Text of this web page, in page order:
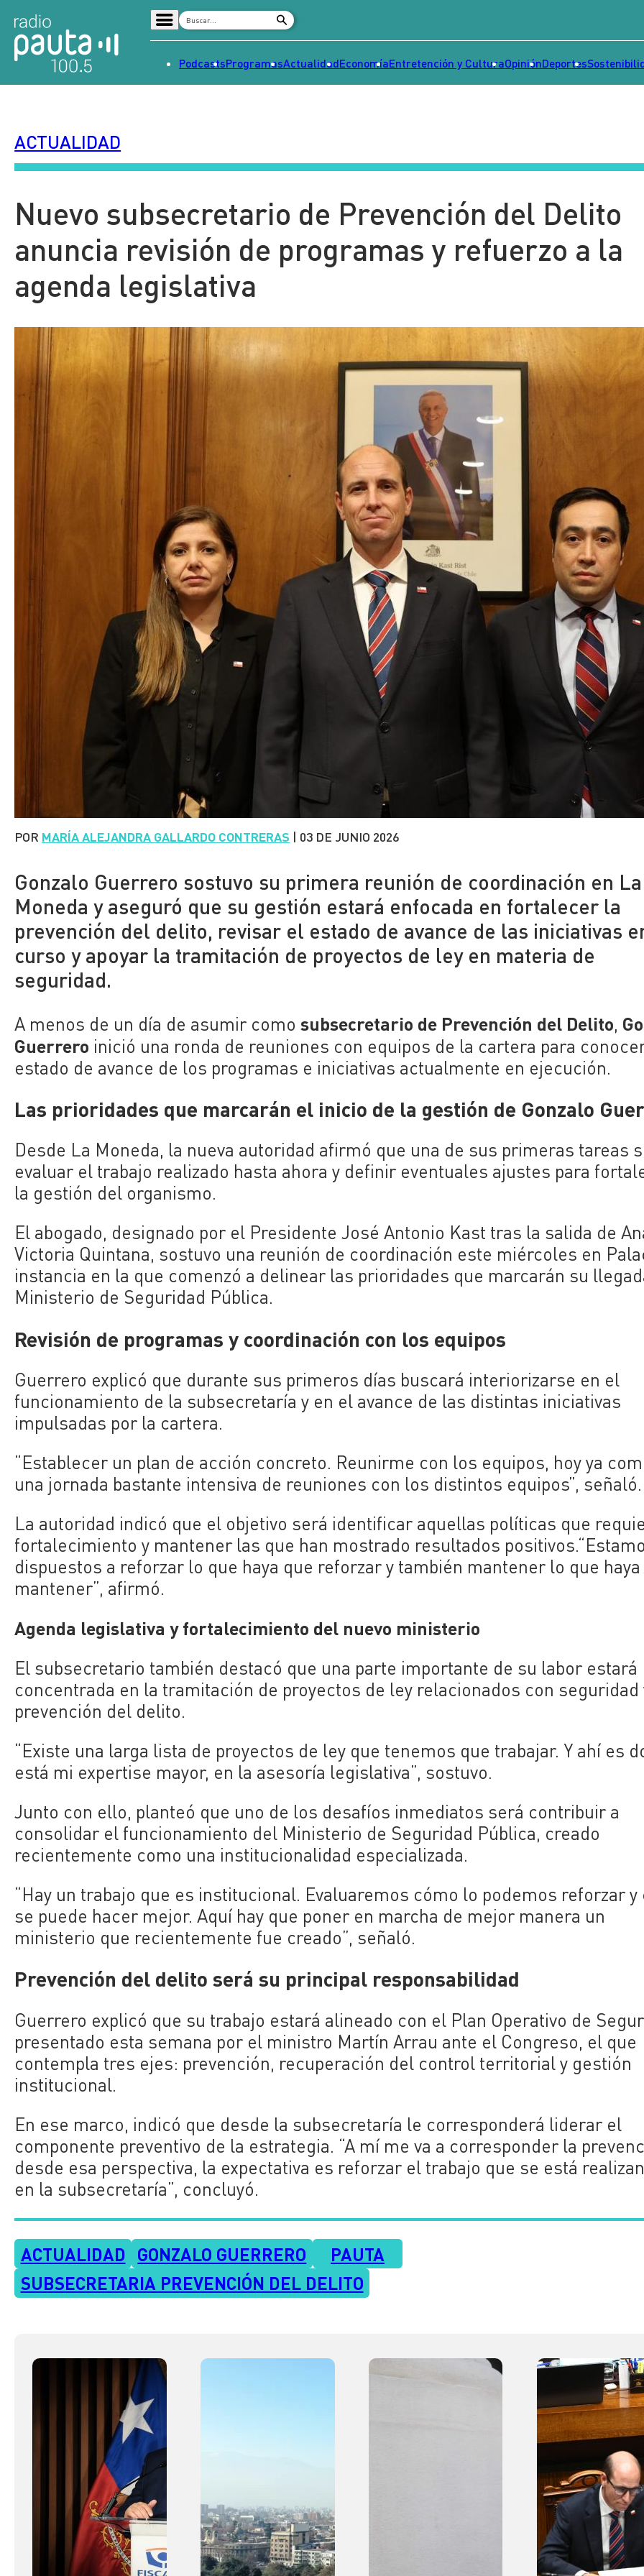
Señal 2
Contenido Patrocinado
PodcastsProgramasActualidadEconomíaEntretención y CulturaOpiniónDeportes
ACTUALIDAD
Nuevo subsecretario de Prevención del Delito
anuncia revisión de programas y refuerzo a la
agenda legislativa
POR MARÍA ALEJANDRA GALLARDO CONTRERAS | 03 DE JUNIO 2026
Gonzalo Guerrero sostuvo su primera reunión de coordinación en La
Moneda y aseguró que su gestión estará enfocada en fortalecer la
prevención del delito, revisar el estado de avance de las iniciativas
curso y apoyar la tramitación de proyectos de ley en materia de
seguridad.
A menos de un día de asumir comosubsecretario de Prevención del Delito,
Guerrero inició una ronda de reuniones con equipos de la cartera para
estado de avance de los programas e iniciativas actualmente en ejecución.
Las prioridades que marcarán el inicio de la gestión de Gonzalo
Desde La Moneda, la nueva autoridad afirmó que una de sus primeras tareas
evaluar el trabajo realizado hasta ahora y definir eventuales ajustes para
la gestión del organismo.
El abogado, designado por el Presidente José Antonio Kast tras la salida de
Victoria Quintana, sostuvo una reunión de coordinación este miércoles en
instancia en la que comenzó a delinear las prioridades que marcarán su
Ministerio de Seguridad Pública.
Revisión de programas y coordinación con los equipos
Guerrero explicó que durante sus primeros días buscará interiorizarse en el
funcionamiento de la subsecretaría y en el avance de las distintas iniciativas
impulsadas por la cartera.
“Establecer un plan de acción concreto. Reunirme con los equipos, hoy ya
una jornada bastante intensiva de reuniones con los distintos equipos”, señaló.
La autoridad indicó que el objetivo será identificar aquellas políticas que
fortalecimiento y mantener las que han mostrado resultados
dispuestos a reforzar lo que haya que reforzar y también mantener lo que haya
mantener”, afirmó.
Agenda legislativa y fortalecimiento del nuevo ministerio
El subsecretario también destacó que una parte importante de su labor estará
concentrada en la tramitación de proyectos de ley relacionados con seguridad
prevención del delito.
“Existe una larga lista de proyectos de ley que tenemos que trabajar. Y ahí es
está mi expertise mayor, en la asesoría legislativa”, sostuvo.
Junto con ello, planteó que uno de los desafíos inmediatos será contribuir a
consolidar el funcionamiento del Ministerio de Seguridad Pública, creado
recientemente como una institucionalidad especializada.
“Hay un trabajo que es institucional. Evaluaremos cómo lo podemos reforzar y
se puede hacer mejor. Aquí hay que poner en marcha de mejor manera un
ministerio que recientemente fue creado”, señaló.
Prevención del delito será su principal responsabilidad
Guerrero explicó que su trabajo estará alineado con el Plan Operativo de
presentado esta semana por el ministro Martín Arrau ante el Congreso, el que
contempla tres ejes: prevención, recuperación del control territorial y gestión
institucional.
En ese marco, indicó que desde la subsecretaría le corresponderá liderar el
componente preventivo de la estrategia. “A mí me va a corresponder la
desde esa perspectiva, la expectativa es reforzar el trabajo que se está
en la subsecretaría”, concluyó.
ACTUALIDAD GONZALO GUERRERO
PAUTA
SUBSECRETARIA PREVENCIÓN DEL DELITO